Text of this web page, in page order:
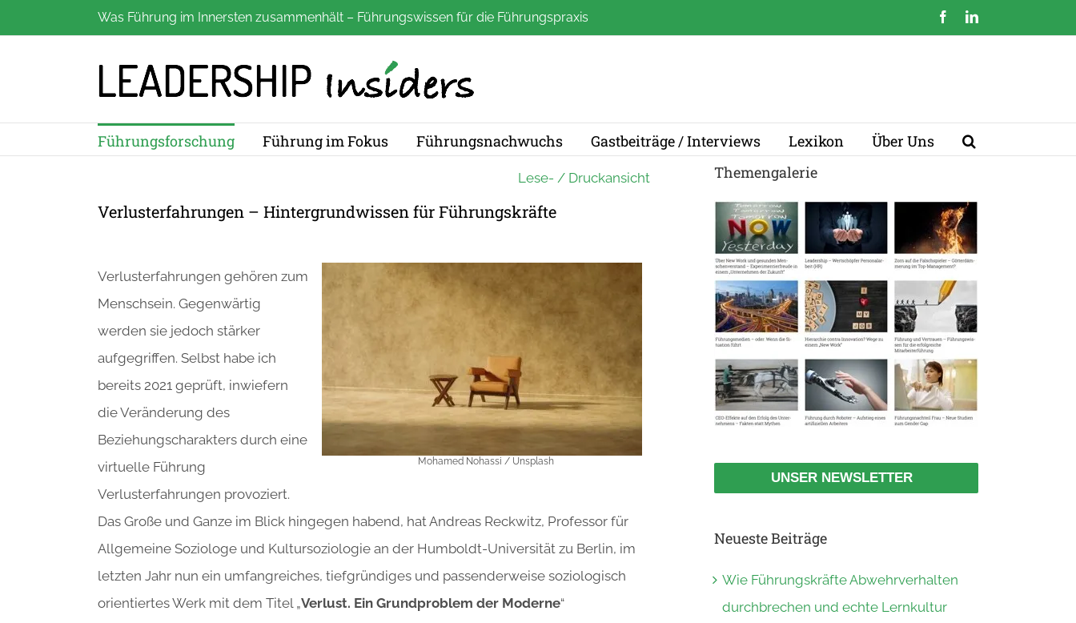
Inhalt
Was Führung im Innersten zusammenhält – Führungswissen für die Führungspraxis FacebookLinkedIn
Führungsforschung Führung im Fokus Führungsnachwuchs Gastbeiträge / Interviews Lexikon Über Uns
Lese- / Druckansicht
Verlusterfahrungen – Hintergrundwissen für Führungskräfte
Mohamed Nohassi / Unsplash
Verlusterfahrungen gehören zum
Menschsein. Gegenwärtig
werden sie jedoch stärker
aufgegriffen. Selbst habe ich
bereits 2021 geprüft, inwiefern
die Veränderung des
Beziehungscharakters durch eine
virtuelle Führung
Verlusterfahrungen provoziert.
Das Große und Ganze im Blick hingegen habend, hat Andreas Reckwitz, Professor für
Allgemeine Soziologe und Kultursoziologie an der Humboldt-Universität zu Berlin, im
letzten Jahr nun ein umfangreiches, tiefgründiges und passenderweise soziologisch
orientiertes Werk mit dem Titel „Verlust. Ein Grundproblem der Moderne“
Themengalerie
UNSER NEWSLETTER
Neueste Beiträge
Wie Führungskräfte Abwehrverhalten
durchbrechen und echte Lernkultur